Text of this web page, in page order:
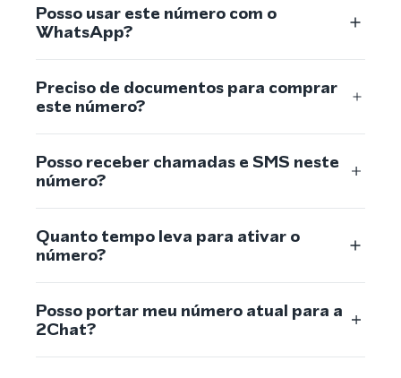
Posso usar este número com o
WhatsApp?
Preciso de documentos para comprar
este número?
Posso receber chamadas e SMS neste
número?
Quanto tempo leva para ativar o
número?
Posso portar meu número atual para a
2Chat?